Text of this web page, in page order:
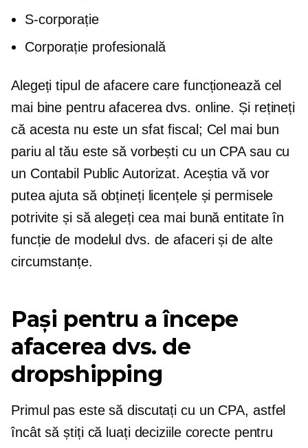
S-corporație
Corporație profesională
Alegeți tipul de afacere care funcționează cel
mai bine pentru afacerea dvs. online. Și rețineți
că acesta nu este un sfat fiscal; Cel mai bun
pariu al tău este să vorbești cu un CPA sau cu
un Contabil Public Autorizat. Aceștia vă vor
putea ajuta să obțineți licențele și permisele
potrivite și să alegeți cea mai bună entitate în
funcție de modelul dvs. de afaceri și de alte
circumstanțe.
Pași pentru a începe
afacerea dvs. de
dropshipping
Primul pas este să discutați cu un CPA, astfel
încât să știți că luați deciziile corecte pentru